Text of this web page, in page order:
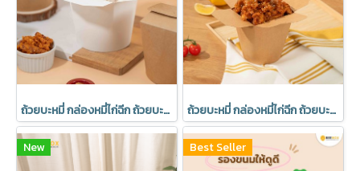
ถ้วยบะหมี่ กล่องหมี่ไก่ฉีก ถ้วยบะหมี่ เข้าไมโครเวฟได้ มีราคาส่ง สีขาว (1 แพค 25 ชิ้น) ถ้วยบะหมี่ กล่องหมี่ไก่ฉีก ถ้วยบะหมี่ เข้าไมโครเวฟได้ มีราคาส่ง สีคราฟ (1 แพค 25 ชิ้น)
New Best Seller